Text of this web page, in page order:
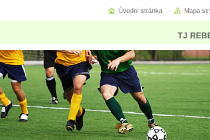
TJ
Úvodní stránka Mapa